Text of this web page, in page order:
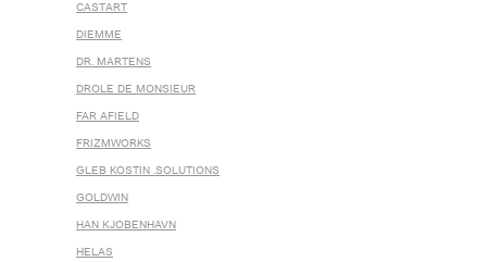
CASTART
DIEMME
DR. MARTENS
DROLE DE MONSIEUR
FAR AFIELD
FRIZMWORKS
GLEB KOSTIN .SOLUTIONS
GOLDWIN
HAN KJOBENHAVN
HELAS